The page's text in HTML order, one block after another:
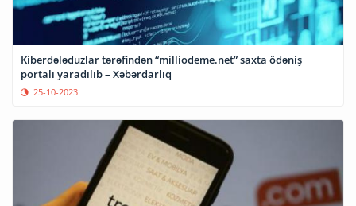
Kiberdələduzlar tərəfindən “milliodeme.net” saxta ödəniş
portalı yaradılıb – Xəbərdarlıq
25-10-2023